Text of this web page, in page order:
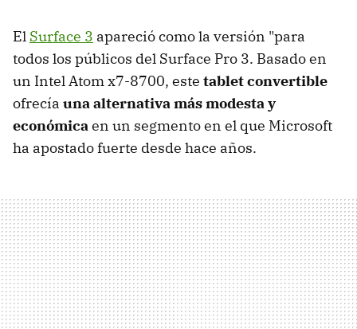
El Surface 3 apareció como la versión "para
todos los públicos del Surface Pro 3. Basado en
un Intel Atom x7-8700, este tablet convertible
ofrecía una alternativa más modesta y
económicaen un segmento en el que Microsoft
ha apostado fuerte desde hace años.